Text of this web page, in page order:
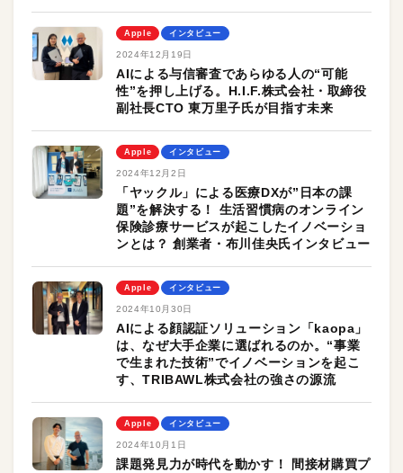
Apple インタビュー
2024年12月19日
AIによる与信審査であらゆる人の“可能
性”を押し上げる。H.I.F.株式会社・取締役
副社長CTO 東万里子氏が目指す未来
Apple インタビュー
2024年12月2日
「ヤックル」による医療DXが”日本の課
題”を解決する！ 生活習慣病のオンライン
保険診療サービスが起こしたイノベーショ
ンとは？ 創業者・布川佳央氏インタビュー
Apple インタビュー
2024年10月30日
AIによる顔認証ソリューション「kaopa」
は、なぜ大手企業に選ばれるのか。“事業
で生まれた技術”でイノベーションを起こ
す、TRIBAWL株式会社の強さの源流
Apple インタビュー
2024年10月1日
課題発見力が時代を動かす！ 間接材購買プ